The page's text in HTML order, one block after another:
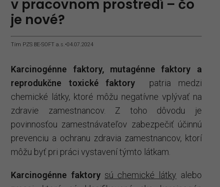
v pracovnom prostredí – čo
je nové?
Tím PZS BE-SOFT a.s.•04.07.2024
Karcinogénne faktory, mutagénne faktory a
reprodukčne toxické faktory
patria medzi
chemické látky, ktoré môžu negatívne vplývať na
zdravie zamestnancov. Z toho dôvodu je
povinnosťou zamestnávateľov zabezpečiť účinnú
prevenciu a ochranu zdravia zamestnancov, ktorí
môžu byť pri práci vystavení týmto látkam.
Karcinogénne faktory sú chemické látky alebo